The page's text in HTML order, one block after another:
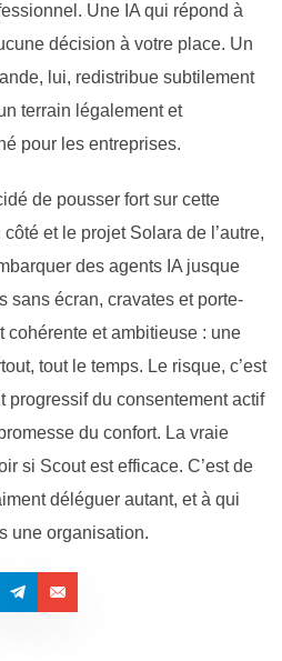
Une IA qui répond à
décision à votre place. Un
lui, redistribue subtilement
terrain légalement et
pour les entreprises.
de pousser fort sur cette
et le projet Solara de l’autre,
des agents IA jusque
sans écran, cravates et porte-
cohérente et ambitieuse : une
tout le temps. Le risque, c’est
progressif du consentement actif
du confort. La vraie
si Scout est efficace. C’est de
déléguer autant, et à qui
une organisation.